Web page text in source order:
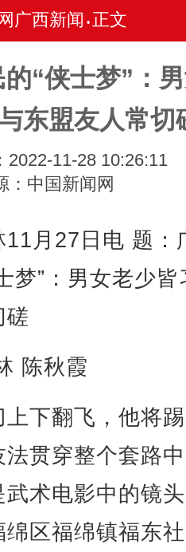
广西新闻 • 正文
“侠士梦”：
东盟友人常切
2022-11-28 10:26:11
：中国新闻网
月27日电 题：
梦”：男女老少皆
磋
陈秋霞
下翻飞，他将
贯穿整个套路
术电影中的镜
区福绵镇福东